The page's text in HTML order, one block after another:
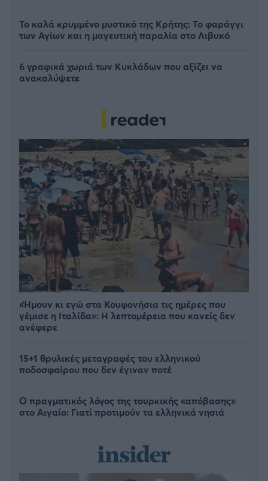
Το καλά κρυμμένο μυστικό της Κρήτης: Το φαράγγι
των Αγίων και η μαγευτική παραλία στο Λιβυκό
6 γραφικά χωριά των Κυκλάδων που αξίζει να
ανακαλύψετε
«Ήμουν κι εγώ στα Κουφονήσια τις ημέρες που
γέμισε η Ιταλίδα»: Η λεπτομέρεια που κανείς δεν
ανέφερε
15+1 θρυλικές μεταγραφές του ελληνικού
ποδοσφαίρου που δεν έγιναν ποτέ
Ο πραγματικός λόγος της τουρκικής «απόβασης»
στο Αιγαίο: Γιατί προτιμούν τα ελληνικά νησιά